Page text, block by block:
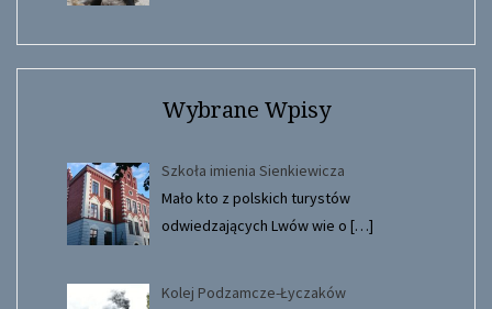
Wybrane Wpisy
Szkoła imienia Sienkiewicza
Mało kto z polskich turystów
odwiedzających Lwów wie o […]
Kolej Podzamcze-Łyczaków